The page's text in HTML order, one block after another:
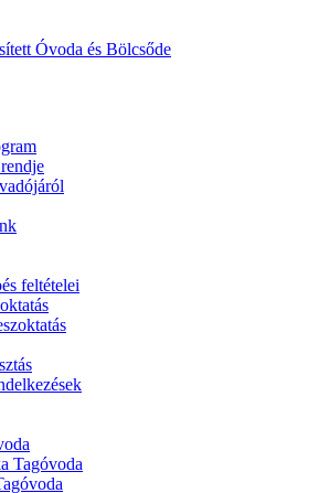
Óvoda és Bölcsőde
feltételei
Tagóvoda